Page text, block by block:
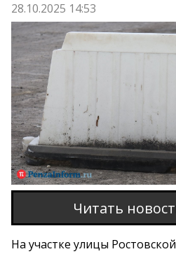
28.10.2025 14:53
Читать
На участке улицы